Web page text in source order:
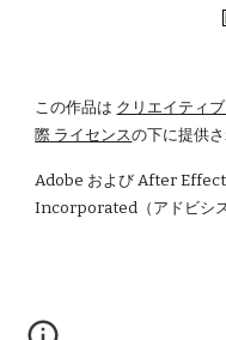
この作品は クリエイティ
際 ライセンスの下に提供さ
Adobe および After
Incorporated（アドビシス